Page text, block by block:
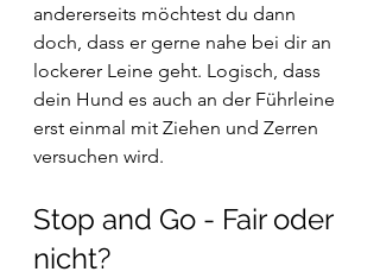
andererseits möchtest du dann
doch, dass er gerne nahe bei dir an
lockerer Leine geht. Logisch, dass
dein Hund es auch an der Führleine
erst einmal mit Ziehen und Zerren
versuchen wird.
Stop and Go - Fair oder
nicht?